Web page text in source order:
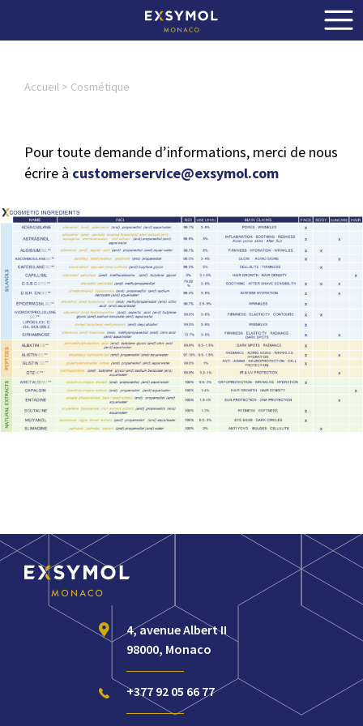
Accueil > Cosmétique
Pour toute demande d’informations, merci de nous
écrire à customerservice@exsymol.com
4, avenue Albert II
98000, Monaco
+377 92 05 66 77